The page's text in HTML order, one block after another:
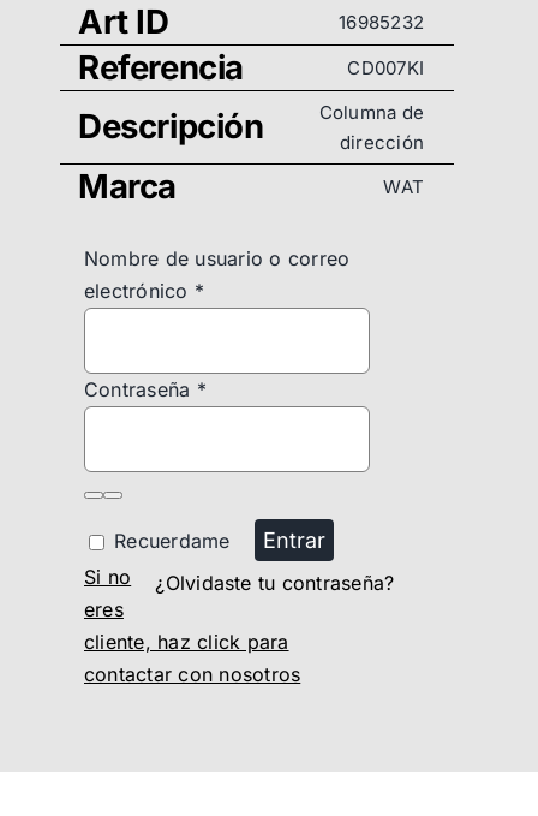
Art ID 16985232
Referencia CD007KI
Descripción
Columna de
dirección
Marca WAT
Nombre de usuario o correo
electrónico *
Contraseña *
Recuerdame Entrar
¿Olvidaste tu contraseña?
Si no
eres
cliente, haz click para
contactar con nosotros